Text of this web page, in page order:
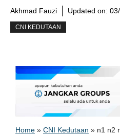
Akhmad Fauzi Updated on:
CNI KEDUTAAN
Home » CNI Kedutaan » n1 n2